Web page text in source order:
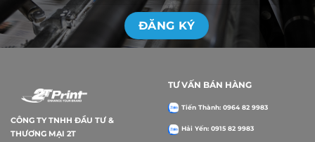
CÔNG TY TNHH ĐẦU TƯ &
THƯƠNG MẠI 2T
TƯ VẤN BÁN HÀNG
Tiến Thành: 0964 82 9983
Hải Yến: 0915 82 9983